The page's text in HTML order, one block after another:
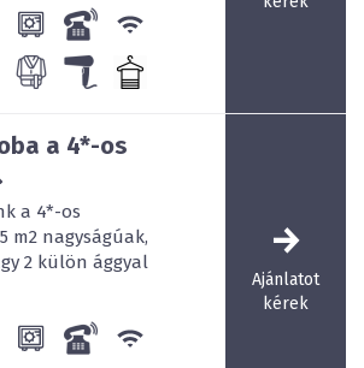
konferenciatermek céges és
lebonyolítására is alkalmas 60
a 4*-os
a 4*-os
m2 nagyságúak,
2 külön ággyal
Ajánlatot
kérek